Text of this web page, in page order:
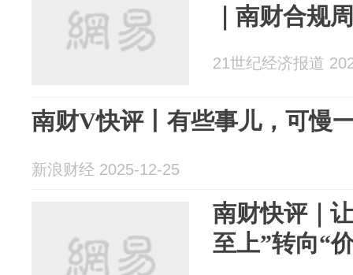
｜南财合规
21世纪经济报道
南财V快评丨有些事儿，可慢
新浪财经 2025-12-25
南财快评｜
至上”转向“